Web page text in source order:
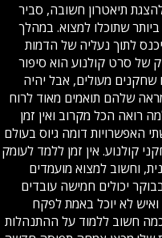
תיאטרון חשובה, סביר
שתוכלו למצוא. במהלך
לתוך נעליה של הדמות
של סרט קולנוע הוא סיפור
שחקנים מעולים, אבל יהיה
שלהם תואמים מאוד לרוח
רואה הכל מקרוב ואין זמן
האפשרויות דומה גיוס בעולם
קולנוע. אין זמן ללמד לעומק
וחשוב למצוא מועמדים
יכולים חמישה עובדים
לא יוכל באמת לפקח
חשוב ללמוד על ההתנהלות